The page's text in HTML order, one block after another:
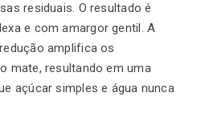
residuais. O resultado é
e com amargor gentil. A
amplifica os
mate, resultando em uma
açúcar simples e água nunca